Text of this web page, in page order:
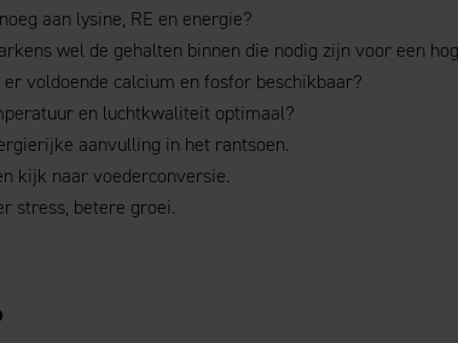
aan lysine, RE en energie?
wel de gehalten binnen die nodig zijn voor een
voldoende calcium en fosfor beschikbaar?
en luchtkwaliteit optimaal?
aanvulling in het rantsoen.
kijk naar voederconversie.
stress, betere groei.